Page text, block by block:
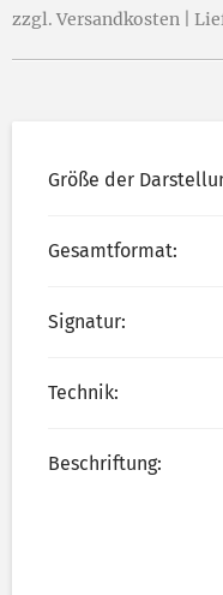
zzgl. Versandkosten |
Größe der
Gesamtformat:
Signatur:
Technik:
Beschriftung: